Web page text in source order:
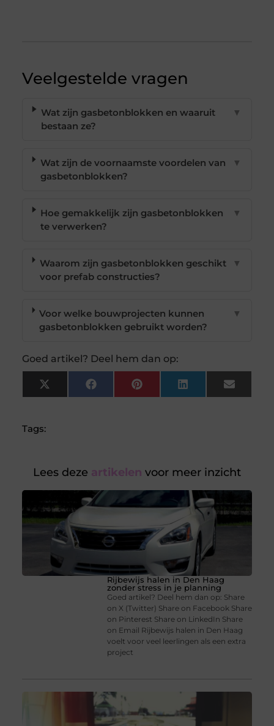
Veelgestelde vragen
Wat zijn gasbetonblokken en waaruit
bestaan ze?
▼
Wat zijn de voornaamste voordelen van
gasbetonblokken?
▼
Hoe gemakkelijk zijn gasbetonblokken
te verwerken?
▼
Waarom zijn gasbetonblokken geschikt
voor prefab constructies?
▼
Voor welke bouwprojecten kunnen
gasbetonblokken gebruikt worden?
▼
Goed artikel? Deel hem dan op:
X
(Twitter)
FacebookPinterest LinkedIn Email
Tags:
Lees deze artikelen voor meer inzicht
Rijbewijs halen in Den Haag
zonder stress in je planning
Goed artikel? Deel hem dan op: Share
on X (Twitter) Share on Facebook Share
on Pinterest Share on LinkedIn Share
on Email Rijbewijs halen in Den Haag
voelt voor veel leerlingen als een extra
project